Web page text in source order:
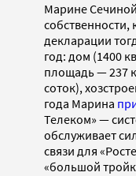
Марине
декларации
год: дом (1400
площадь — 237
соток),
года Марина
Телеком» —
обслуживает
связи для
«большой